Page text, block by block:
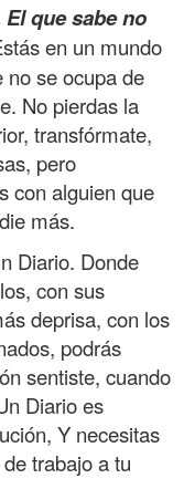
El que sabe no
en un mundo
no se ocupa de
No pierdas la
transfórmate,
pero
con alguien que
más.
Diario. Donde
con sus
deprisa, con los
podrás
sentiste, cuando
Diario es
Y necesitas
trabajo a tu